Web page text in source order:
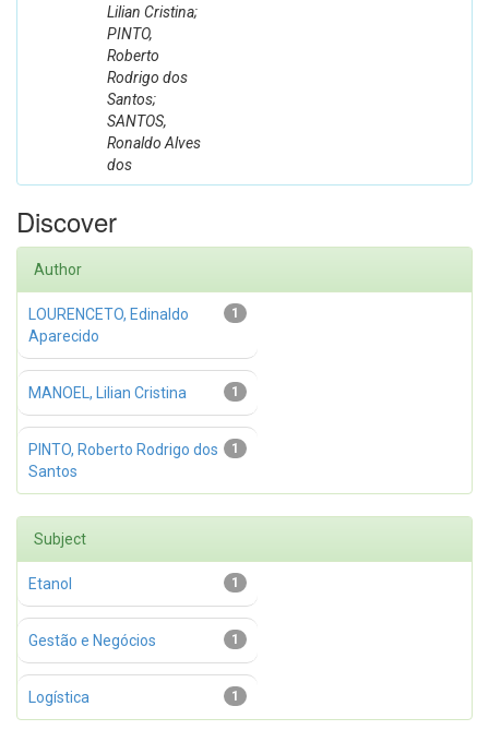
Lilian Cristina;
PINTO,
Roberto
Rodrigo dos
Santos;
SANTOS,
Ronaldo Alves
dos
Discover
Author
1
LOURENCETO, Edinaldo
Aparecido
1
MANOEL, Lilian Cristina
1
PINTO, Roberto Rodrigo dos
Santos
Subject
1
Etanol
1
Gestão e Negócios
1
Logística